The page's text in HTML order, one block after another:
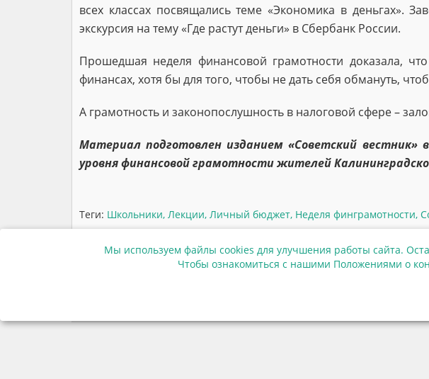
всех классах посвящались теме «Экономика в деньгах».
экскурсия на тему «Где растут деньги» в Сбербанк России.
Прошедшая неделя финансовой грамотности доказала,
финансах, хотя бы для того, чтобы не дать себя обмануть,
А грамотность и законопослушность в налоговой сфере –
Материал подготовлен изданием «Советский
уровня финансовой грамотности жителей
Теги: Школьники, Лекции, Личный бюджет, Неделя финграмотности,
Мы используем файлы cookies для улучшения работы сайта.
Чтобы ознакомиться с нашими Положениями о